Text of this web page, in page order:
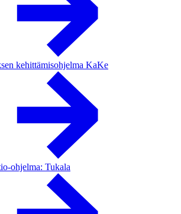
kehittämisohjelma KaKe
ohjelma: Tukala